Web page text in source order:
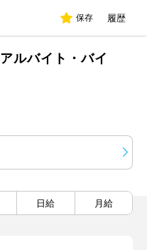
保存 履歴
ルバイト・バイ
日給 月給